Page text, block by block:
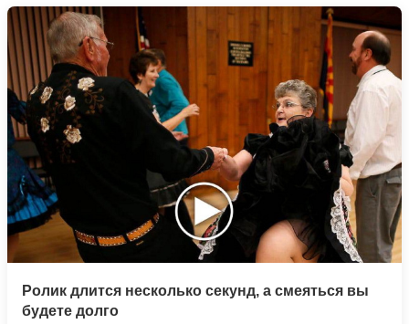
Ролик длится несколько секунд, а смеяться вы
будете долго